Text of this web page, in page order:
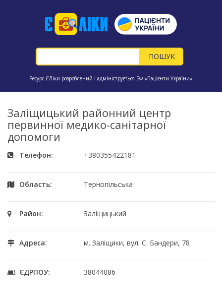
Ресурс ЄЛіки розроблений і адмініструється БФ «Пацієнти України»
Заліщицький районний центр
первинної медико-санітарної
допомоги
Телефон: +380355422181
Область: Тернопільська
Район: Заліщицький
Адреса: м. Заліщики, вул. С. Бандери, 78
ЄДРПОУ: 38044086